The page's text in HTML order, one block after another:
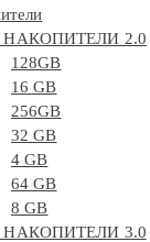
НАКОПИТЕЛИ 2.0
128GB
16 GB
256GB
32 GB
4 GB
64 GB
8 GB
НАКОПИТЕЛИ 3.0